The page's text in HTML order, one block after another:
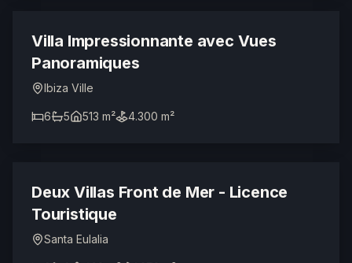
Villa Impressionnante avec Vues
Panoramiques
Ibiza Ville
6 5 513 m² 4.300 m²
LICENCE TOURISTIQUE
Deux Villas Front de Mer - Licence
Touristique
Santa Eulalia